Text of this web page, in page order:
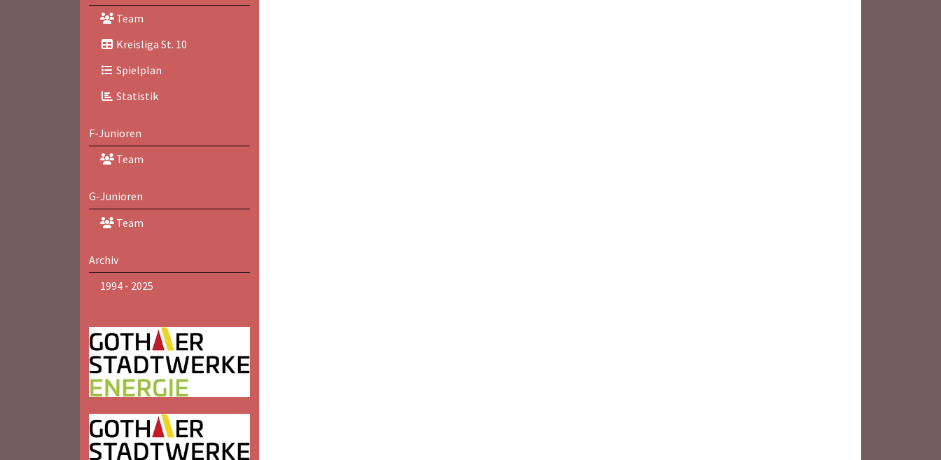
Team
Kreisliga St. 10
Spielplan
Statistik
F-Junioren
Team
G-Junioren
Team
Archiv
1994 - 2025